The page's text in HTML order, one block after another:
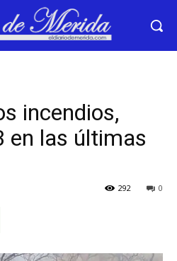
incendios,
en las últimas
0
292